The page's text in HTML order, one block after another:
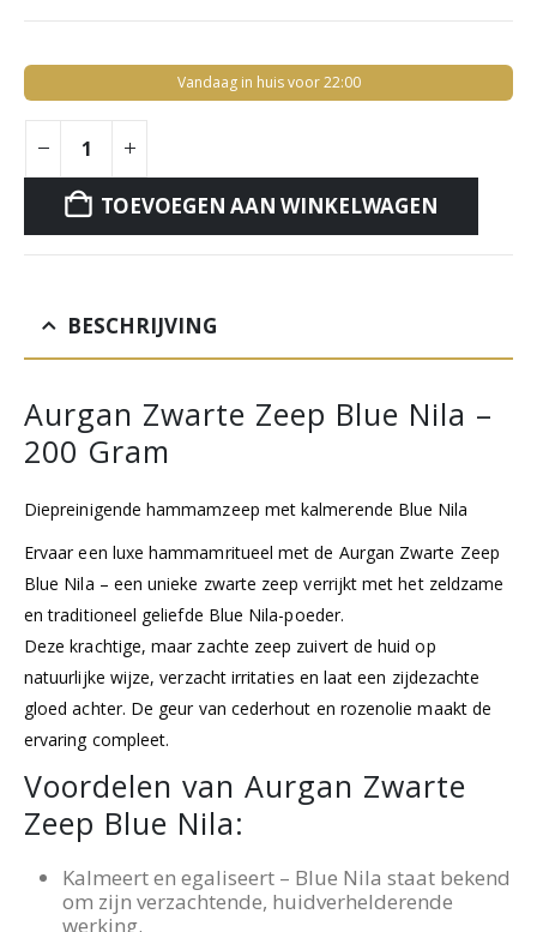
Vandaag in huis voor 22:00
TOEVOEGEN AAN WINKELWAGEN
BESCHRIJVING
Aurgan Zwarte Zeep Blue Nila –
200 Gram
Diepreinigende hammamzeep met kalmerende Blue Nila
Ervaar een luxe hammamritueel met de Aurgan Zwarte Zeep
Blue Nila – een unieke zwarte zeep verrijkt met het zeldzame
en traditioneel geliefde Blue Nila-poeder.
Deze krachtige, maar zachte zeep zuivert de huid op
natuurlijke wijze, verzacht irritaties en laat een zijdezachte
gloed achter. De geur van cederhout en rozenolie maakt de
ervaring compleet.
Voordelen van Aurgan Zwarte
Zeep Blue Nila:
Kalmeert en egaliseert – Blue Nila staat bekend
om zijn verzachtende, huidverhelderende
werking.